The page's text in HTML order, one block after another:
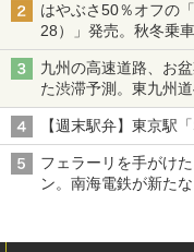
はやぶさ50％オフの
28）」発売。秋冬乗
九州の高速道路、お
た渋滞予測。東九州
【週末駅弁】東京駅
フェラーリを手がけ
ン。南海電鉄が新た